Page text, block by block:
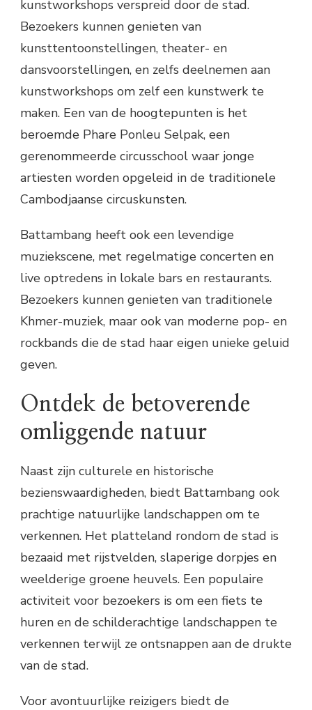
kunstworkshops verspreid door de stad.
Bezoekers kunnen genieten van
kunsttentoonstellingen, theater- en
dansvoorstellingen, en zelfs deelnemen aan
kunstworkshops om zelf een kunstwerk te
maken. Een van de hoogtepunten is het
beroemde Phare Ponleu Selpak, een
gerenommeerde circusschool waar jonge
artiesten worden opgeleid in de traditionele
Cambodjaanse circuskunsten.
Battambang heeft ook een levendige
muziekscene, met regelmatige concerten en
live optredens in lokale bars en restaurants.
Bezoekers kunnen genieten van traditionele
Khmer-muziek, maar ook van moderne pop- en
rockbands die de stad haar eigen unieke geluid
geven.
Ontdek de betoverende
omliggende natuur
Naast zijn culturele en historische
bezienswaardigheden, biedt Battambang ook
prachtige natuurlijke landschappen om te
verkennen. Het platteland rondom de stad is
bezaaid met rijstvelden, slaperige dorpjes en
weelderige groene heuvels. Een populaire
activiteit voor bezoekers is om een ​​fiets te
huren en de schilderachtige landschappen te
verkennen terwijl ze ontsnappen aan de drukte
van de stad.
Voor avontuurlijke reizigers biedt de